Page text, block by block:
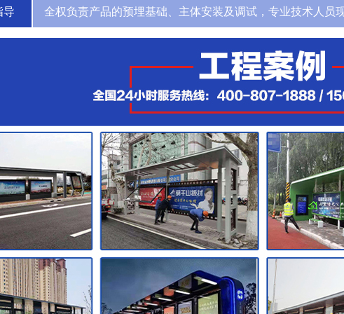
导 全权负责产品的预埋基础、主体安装及调试，专业技术人员